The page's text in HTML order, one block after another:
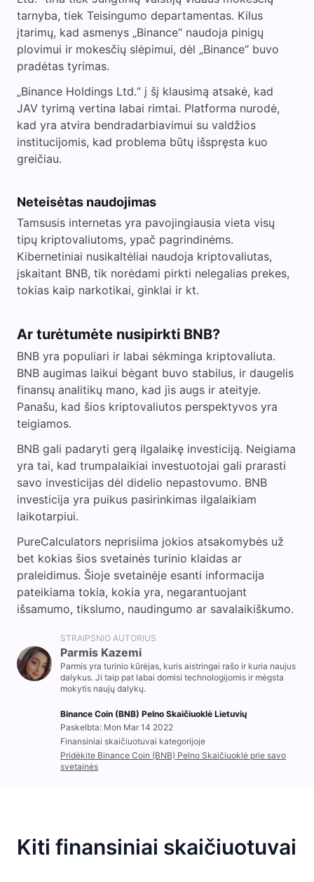
tarnyba, tiek Teisingumo departamentas. Kilus
įtarimų, kad asmenys „Binance“ naudoja pinigų
plovimui ir mokesčių slėpimui, dėl „Binance“ buvo
pradėtas tyrimas.
„Binance Holdings Ltd.“ į šį klausimą atsakė, kad
JAV tyrimą vertina labai rimtai. Platforma nurodė,
kad yra atvira bendradarbiavimui su valdžios
institucijomis, kad problema būtų išspręsta kuo
greičiau.
Neteisėtas naudojimas
Tamsusis internetas yra pavojingiausia vieta visų
tipų kriptovaliutoms, ypač pagrindinėms.
Kibernetiniai nusikaltėliai naudoja kriptovaliutas,
įskaitant BNB, tik norėdami pirkti nelegalias prekes,
tokias kaip narkotikai, ginklai ir kt.
Ar turėtumėte nusipirkti BNB?
BNB yra populiari ir labai sėkminga kriptovaliuta.
BNB augimas laikui bėgant buvo stabilus, ir daugelis
finansų analitikų mano, kad jis augs ir ateityje.
Panašu, kad šios kriptovaliutos perspektyvos yra
teigiamos.
BNB gali padaryti gerą ilgalaikę investiciją. Neigiama
yra tai, kad trumpalaikiai investuotojai gali prarasti
savo investicijas dėl didelio nepastovumo. BNB
investicija yra puikus pasirinkimas ilgalaikiam
laikotarpiui.
PureCalculators neprisiima jokios atsakomybės už
bet kokias šios svetainės turinio klaidas ar
praleidimus. Šioje svetainėje esanti informacija
pateikiama tokia, kokia yra, negarantuojant
išsamumo, tikslumo, naudingumo ar savalaikiškumo.
STRAIPSNIO AUTORIUS
Parmis Kazemi
Parmis yra turinio kūrėjas, kuris aistringai rašo ir kuria naujus
dalykus. Ji taip pat labai domisi technologijomis ir mėgsta
mokytis naujų dalykų.
Binance Coin (BNB) Pelno Skaičiuoklė Lietuvių
Paskelbta: Mon Mar 14 2022
Finansiniai skaičiuotuvai kategorijoje
Pridėkite Binance Coin (BNB) Pelno Skaičiuoklė prie savo
svetainės
Kiti finansiniai skaičiuotuvai